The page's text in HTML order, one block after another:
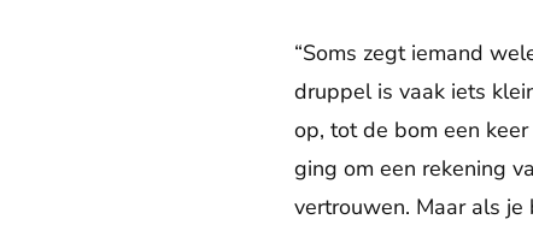
“Soms zegt iemand
druppel is vaak iets
op, tot de bom een
ging om een rekening
vertrouwen. Maar als je